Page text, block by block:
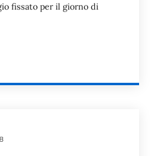
fissato per il giorno di